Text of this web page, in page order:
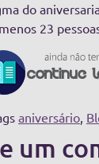
do
23
aniversário,
um